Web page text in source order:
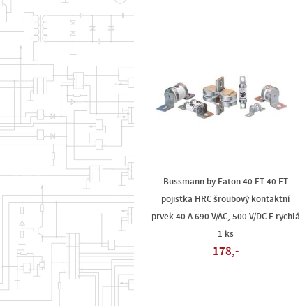
Bussmann by Eaton 40 ET 40 ET
pojistka HRC šroubový kontaktní
prvek 40 A 690 V/AC, 500 V/DC F rychlá
1 ks
178,-